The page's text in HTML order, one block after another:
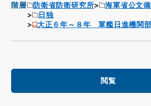
階層 防衛省防衛研究所 海軍省公文
日独
大正６年～８年 軍艦日進機関
閲覧